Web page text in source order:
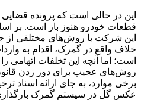
این در حالی است که پرونده
قطعات خودرو هنوز باز است. بر
این شرکت با روش‌های مختلفی از
خلاف واقع در گمرک، اقدام به
است؛ اما آنچه این تخلفات اتهامی
روش‌های عجیب برای دور زدن
برخی موارد، به جای ارائه اسناد
عکس گل در سیستم گمرک